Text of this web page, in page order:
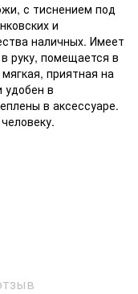
с тиснением под
и
наличных. Имеет
руку, помещается в
приятная на
в
в аксессуаре.